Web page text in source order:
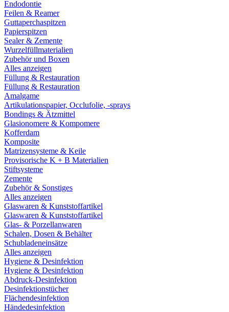
Endodontie
Feilen & Reamer
Guttaperchaspitzen
Papierspitzen
Sealer & Zemente
Wurzelfüllmaterialien
Zubehör und Boxen
Alles anzeigen
Füllung & Restauration
Füllung & Restauration
Amalgame
Artikulationspapier, Occlufolie, -sprays
Bondings & Ätzmittel
Glasionomere & Kompomere
Kofferdam
Komposite
Matrizensysteme & Keile
Provisorische K + B Materialien
Stiftsysteme
Zemente
Zubehör & Sonstiges
Alles anzeigen
Glaswaren & Kunststoffartikel
Glaswaren & Kunststoffartikel
Glas- & Porzellanwaren
Schalen, Dosen & Behälter
Schubladeneinsätze
Alles anzeigen
Hygiene & Desinfektion
Hygiene & Desinfektion
Abdruck-Desinfektion
Desinfektionstücher
Flächendesinfektion
Händedesinfektion